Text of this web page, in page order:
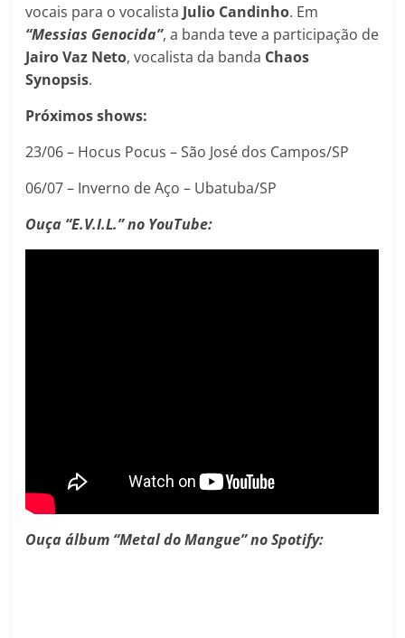
vocais para o vocalista Julio Candinho. Em
“Messias Genocida”, a banda teve a participação de
Jairo Vaz Neto, vocalista da banda Chaos
Synopsis.
Próximos shows:
23/06 – Hocus Pocus – São José dos Campos/SP
06/07 – Inverno de Aço – Ubatuba/SP
Ouça “E.V.I.L.” no YouTube:
Ouça álbum “Metal do Mangue” no Spotify: